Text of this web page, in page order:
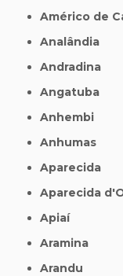
Américo de
Analândia
Andradina
Angatuba
Anhembi
Anhumas
Aparecida
Aparecida
Apiaí
Aramina
Arandu